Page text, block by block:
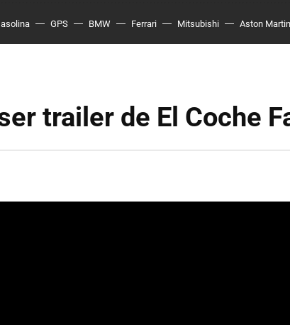
GPS BMW Ferrari Mitsubishi Aston Martin
trailer de El Coche